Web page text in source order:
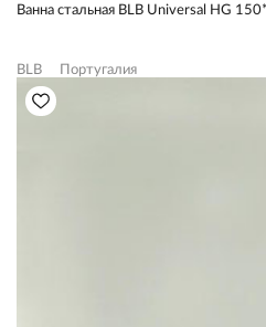
Ванна стальная BLB Universal HG
BLB Португалия